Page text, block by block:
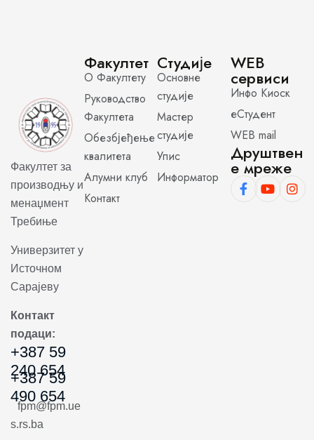
Факултет за
производњу и
менаџмент
Требиње
Универзитет у
Источном
Сарајеву
Контакт
подаци:
+387 59
240 654
+387 59
490 654
fpm@fpm.ue
s.rs.ba
Факултет
О Факултету
Руководство
Факултета
Обезбјеђење
квалитета
Алумни клуб
Контакт
Студије
Основне
студије
Мастер
студије
Упис
Информатор
WEB
сервиси
Инфо Киоск
еСтудент
WEB mail
Друштвен
е мреже